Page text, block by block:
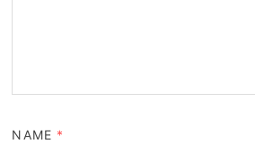
NAME *